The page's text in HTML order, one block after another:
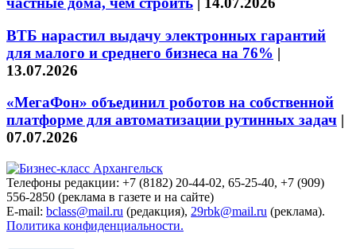
ВТБ нарастил выдачу электронных гарантий
для малого и среднего бизнеса на 76% |
13.07.2026
«МегаФон» объединил роботов на собственной
платформе для автоматизации рутинных задач |
07.07.2026
Телефоны редакции: +7 (8182) 20-44-02, 65-25-40, +7 (909)
556-2850 (реклама в газете и на сайте)
E-mail: bclass@mail.ru (редакция), 29rbk@mail.ru (реклама).
Политика конфиденциальности.